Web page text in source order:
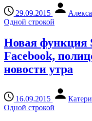
29.09.2015
Одной строкой
Новая функция
Facebook,
новости утра
16.09.2015
Одной строкой